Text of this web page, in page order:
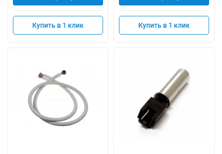
Купить в 1 клик Купить в 1 клик